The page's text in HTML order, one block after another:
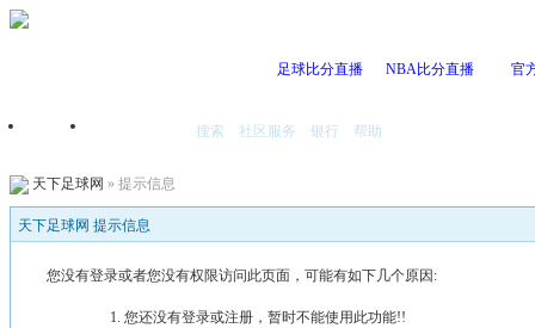
足球比分直播 NBA比分直播 官
首页 搜索 社区服务 银行 帮助
天下足球网 » 提示信息
天下足球网 提示信息
您没有登录或者您没有权限访问此页面，可能有如下几个原因:
您还没有登录或注册，暂时不能使用此功能!!